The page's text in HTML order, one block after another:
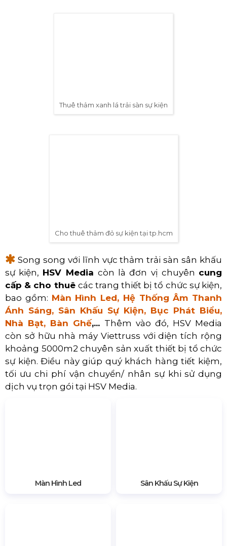
Thuê thảm xanh lá trải sàn sự kiện
Cho thuê thảm đỏ sự kiện tại tp.hcm
Song song với lĩnh vực thảm trải sàn sân khấu
sự kiện, HSV Media còn là đơn vị chuyên cung
cấp & cho thuê các trang thiết bị tổ chức sự kiện,
bao gồm: Màn Hình Led, Hệ Thống Âm Thanh
Ánh Sáng, Sân Khấu Sự Kiện, Bục Phát Biểu,
Nhà Bạt, Bàn Ghế,... Thêm vào đó, HSV Media
còn sở hữu nhà máy Viettruss với diện tích rộng
khoảng 5000m2 chuyên sản xuất thiết bị tổ chức
sự kiện. Điều này giúp quý khách hàng tiết kiệm,
tối ưu chi phí vận chuyển/ nhân sự khi sử dụng
dịch vụ trọn gói tại HSV Media.
Màn Hình Led Sân Khấu Sự Kiện